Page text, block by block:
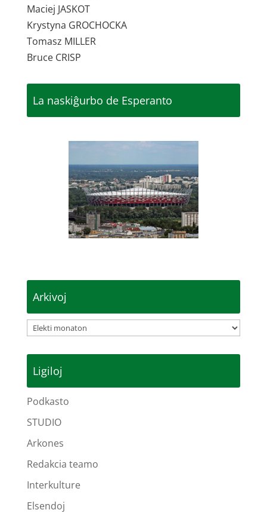
Maciej JASKOT
Krystyna GROCHOCKA
Tomasz MILLER
Bruce CRISP
La naskiĝurbo de Esperanto
Arkivoj
Arkivoj
Ligiloj
Podkasto
STUDIO
Arkones
Redakcia teamo
Interkulture
Elsendoj